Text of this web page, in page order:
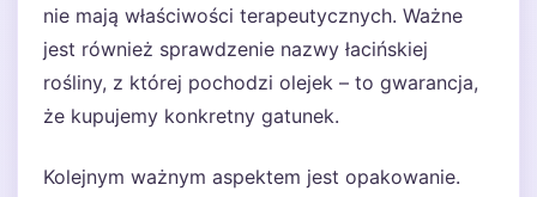
nie mają właściwości terapeutycznych. Ważne
jest również sprawdzenie nazwy łacińskiej
rośliny, z której pochodzi olejek – to gwarancja,
że kupujemy konkretny gatunek.
Kolejnym ważnym aspektem jest opakowanie.